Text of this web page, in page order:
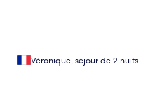
Véronique, séjour de 2 nuits